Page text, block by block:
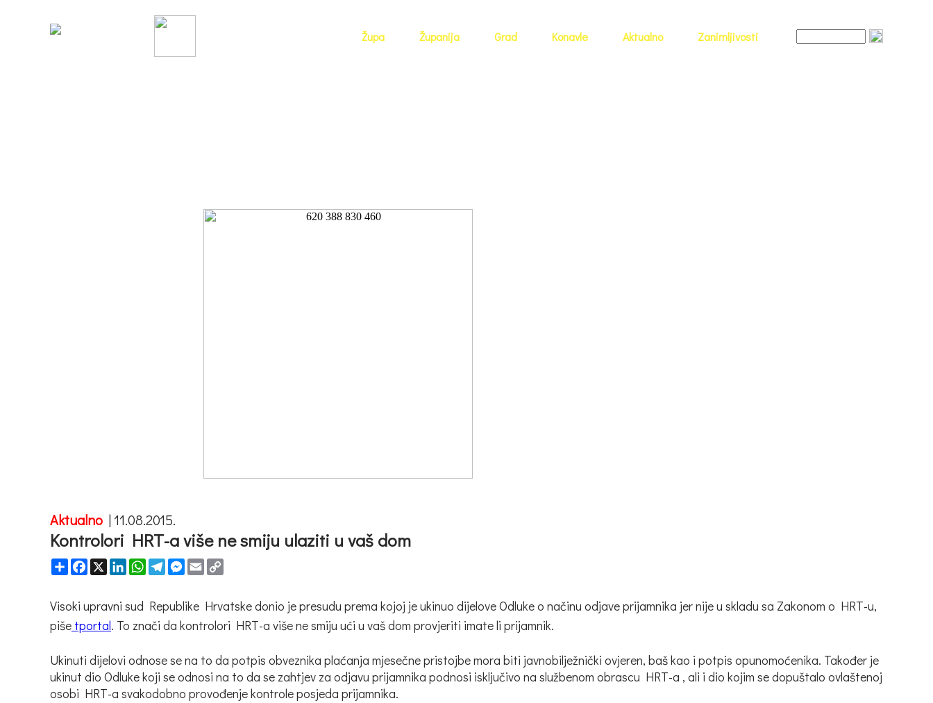
Župa Županija Grad Konavle Aktualno Zanimljivosti
Aktualno | 11.08.2015.
Kontrolori HRT-a više ne smiju ulaziti u vaš dom
ShareFacebook
X LinkedInWhatsApp
TelegramMessenger
Email
Visoki upravni sud Republike Hrvatske donio je presudu prema kojoj je ukinuo dijelove Odluke o načinu odjave prijamnika jer nije u skladu sa Zakonom o HRT-u,
piše tportal. To znači da kontrolori HRT-a više ne smiju ući u vaš dom provjeriti imate li prijamnik.
Ukinuti dijelovi odnose se na to da potpis obveznika plaćanja mjesečne pristojbe mora biti javnobilježnički ovjeren, baš kao i potpis opunomoćenika. Također je
ukinut dio Odluke koji se odnosi na to da se zahtjev za odjavu prijamnika podnosi isključivo na službenom obrascu HRT-a , ali i dio kojim se dopuštalo ovlaštenoj
osobi HRT-a svakodobno provođenje kontrole posjeda prijamnika.